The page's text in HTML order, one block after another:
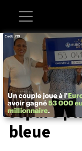
Accueil Societe
Ce chien
récupéré
sépare
bleue